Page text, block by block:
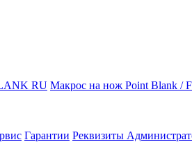
RU Макрос на нож Point Blank /
Гарантии Реквизиты